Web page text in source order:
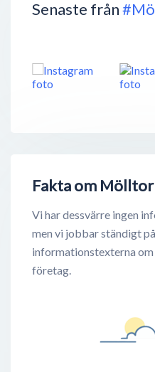
Senaste från
Fakta om
Vi har dessvärre ingen
men vi jobbar ständigt
informationstexterna
företag.